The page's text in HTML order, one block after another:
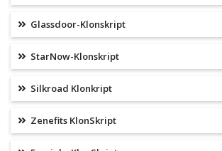
Glassdoor-Klonskript
StarNow-Klonskript
Silkroad Klonkript
Zenefits KlonSkript